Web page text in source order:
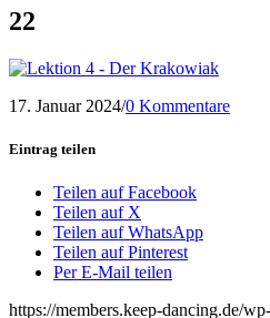
22
17. Januar 2024/0 Kommentare
Eintrag teilen
Teilen auf Facebook
Teilen auf X
Teilen auf WhatsApp
Teilen auf Pinterest
Per E-Mail teilen
https://members.keep-dancing.de/